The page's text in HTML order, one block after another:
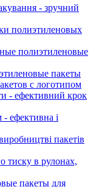
- зручний
полиэтиленовых
полиэтиленовые
пакеты
с логотипом
- ефективний крок
ефективна і
пакетів
тиску в рулонах,
пакеты для